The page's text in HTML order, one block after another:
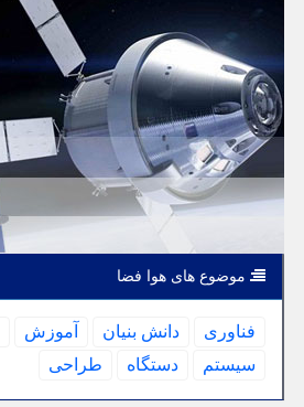
موضوع های هوا فضا
فناوری دانش بنیان آموزش
سیستم
دستگاه طراحی